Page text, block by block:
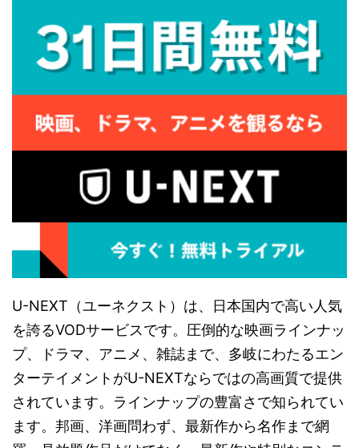
U-NEXT（ユーネクスト）は、日本国内で高い人気
を誇るVODサービスです。圧倒的な映画ラインナッ
プ、ドラマ、アニメ、雑誌まで、多岐にわたるエン
ターテイメントがU-NEXTならではの高画質で提供
されています。ラインナップの豊富さで知られてい
ます。邦画、洋画問わず、最新作から名作まで網